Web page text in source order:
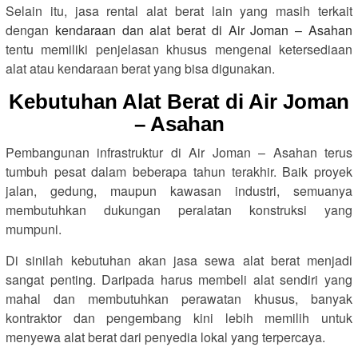
Selain itu, jasa rental alat berat lain yang masih terkait
dengan kendaraan dan alat berat di Air Joman – Asahan
tentu memiliki penjelasan khusus mengenai ketersediaan
alat atau kendaraan berat yang bisa digunakan.
Kebutuhan Alat Berat di Air Joman
– Asahan
Pembangunan infrastruktur di Air Joman – Asahan terus
tumbuh pesat dalam beberapa tahun terakhir. Baik proyek
jalan, gedung, maupun kawasan industri, semuanya
membutuhkan dukungan peralatan konstruksi yang
mumpuni.
Di sinilah kebutuhan akan jasa sewa alat berat menjadi
sangat penting. Daripada harus membeli alat sendiri yang
mahal dan membutuhkan perawatan khusus, banyak
kontraktor dan pengembang kini lebih memilih untuk
menyewa alat berat dari penyedia lokal yang terpercaya.